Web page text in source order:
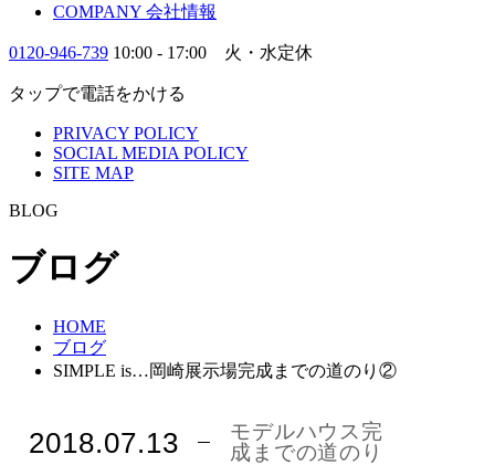
COMPANY 会社情報
0120-946-739 10:00 - 17:00 火・水定休
タップで電話をかける
PRIVACY POLICY
SOCIAL MEDIA POLICY
SITE MAP
BLOG
ブログ
HOME
ブログ
SIMPLE is…岡崎展示場完成までの道のり②
2018.07.13
モデルハウス完
成までの道のり